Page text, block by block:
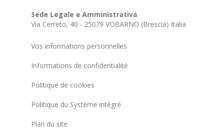
Sede Legale e Amministrativa
Via Cerreto, 40 - 25079 VOBARNO (Brescia) Italia
Vos informations personnelles
Informations de confidentialité
Politique de cookies
Politique du Système intégré
Plan du site